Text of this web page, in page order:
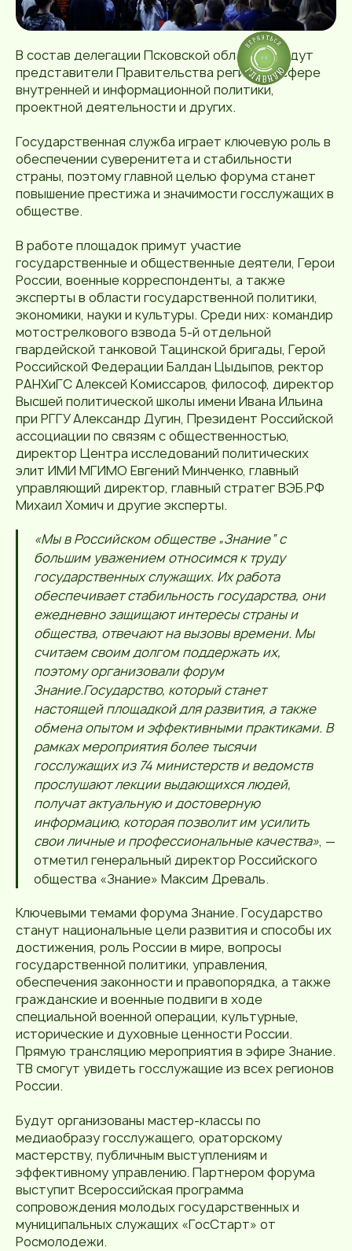
В состав делегации Псковской области войдут
представители Правительства региона в сфере
внутренней и информационной политики,
проектной деятельности и других.
Государственная служба играет ключевую роль в
обеспечении суверенитета и стабильности
страны, поэтому главной целью форума станет
повышение престижа и значимости госслужащих в
обществе.
В работе площадок примут участие
государственные и общественные деятели, Герои
России, военные корреспонденты, а также
эксперты в области государственной политики,
экономики, науки и культуры. Среди них: командир
мотострелкового взвода 5-й отдельной
гвардейской танковой Тацинской бригады, Герой
Российской Федерации Балдан Цыдыпов, ректор
РАНХиГС Алексей Комиссаров, философ, директор
Высшей политической школы имени Ивана Ильина
при РГГУ Александр Дугин, Президент Российской
ассоциации по связям с общественностью,
директор Центра исследований политических
элит ИМИ МГИМО Евгений Минченко, главный
управляющий директор, главный стратег ВЭБ.РФ
Михаил Хомич и другие эксперты.
«Мы в Российском обществе „Знание“ с
большим уважением относимся к труду
государственных служащих. Их работа
обеспечивает стабильность государства, они
ежедневно защищают интересы страны и
общества, отвечают на вызовы времени. Мы
считаем своим долгом поддержать их,
поэтому организовали форум
Знание.Государство, который станет
настоящей площадкой для развития, а также
обмена опытом и эффективными практиками. В
рамках мероприятия более тысячи
госслужащих из 74 министерств и ведомств
прослушают лекции выдающихся людей,
получат актуальную и достоверную
информацию, которая позволит им усилить
свои личные и профессиональные качества», —
отметил генеральный директор Российского
общества «Знание» Максим Древаль.
Ключевыми темами форума Знание. Государство
станут национальные цели развития и способы их
достижения, роль России в мире, вопросы
государственной политики, управления,
обеспечения законности и правопорядка, а также
гражданские и военные подвиги в ходе
специальной военной операции, культурные,
исторические и духовные ценности России.
Прямую трансляцию мероприятия в эфире Знание.
ТВ смогут увидеть госслужащие из всех регионов
России.
Будут организованы мастер-классы по
медиаобразу госслужащего, ораторскому
мастерству, публичным выступлениям и
эффективному управлению. Партнером форума
выступит Всероссийская программа
сопровождения молодых государственных и
муниципальных служащих «ГосСтарт» от
Росмолодежи.